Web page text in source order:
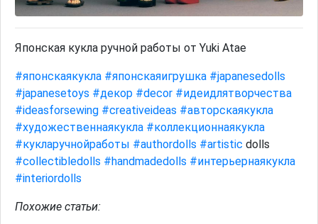
Японская кукла ручной работы от Yuki Atae
#японскаякукла #японскаяигрушка #japanesedolls
#japanesetoys #декор #decor #идеидлятворчества
#ideasforsewing #creativeideas #авторскаякукла
#художественнаякукла #коллекционнаякукла
#кукларучнойработы #authordolls #artistic dolls
#collectibledolls #handmadedolls #интерьернаякукла
#interiordolls
Похожие статьи: